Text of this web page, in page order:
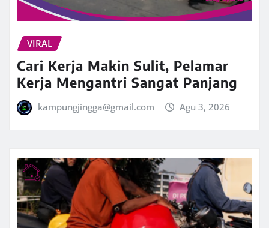
VIRAL
Cari Kerja Makin Sulit, Pelamar
Kerja Mengantri Sangat Panjang
kampungjingga@gmail.com Agu 3, 2026